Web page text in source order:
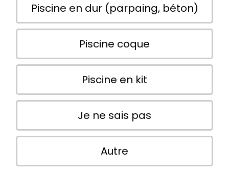
Piscine en dur (parpaing, béton)
Piscine coque
Piscine en kit
Je ne sais pas
Autre